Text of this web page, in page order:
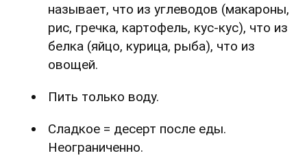
называет, что из углеводов (макароны,
рис, гречка, картофель, кус-кус), что из
белка (яйцо, курица, рыба), что из
овощей.
Пить только воду.
Сладкое = десерт после еды.
Неограниченно.